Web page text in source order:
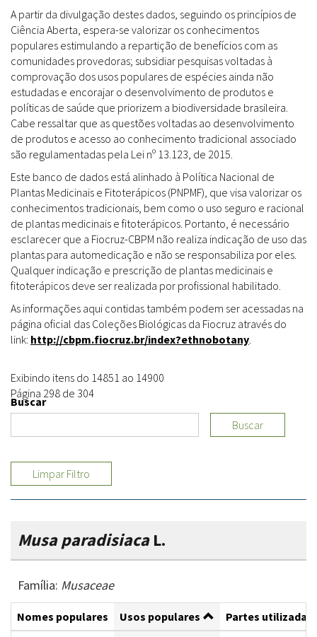
A partir da divulgação destes dados, seguindo os princípios de
Ciência Aberta, espera-se valorizar os conhecimentos
populares estimulando a repartição de benefícios com as
comunidades provedoras; subsidiar pesquisas voltadas à
comprovação dos usos populares de espécies ainda não
estudadas e encorajar o desenvolvimento de produtos e
políticas de saúde que priorizem a biodiversidade brasileira.
Cabe ressaltar que as questões voltadas ao desenvolvimento
de produtos e acesso ao conhecimento tradicional associado
são regulamentadas pela Lei nº 13.123, de 2015.
Este banco de dados está alinhado à Política Nacional de
Plantas Medicinais e Fitoterápicos (PNPMF), que visa valorizar os
conhecimentos tradicionais, bem como o uso seguro e racional
de plantas medicinais e fitoterápicos. Portanto, é necessário
esclarecer que a Fiocruz-CBPM não realiza indicação de uso das
plantas para automedicação e não se responsabiliza por eles.
Qualquer indicação e prescrição de plantas medicinais e
fitoterápicos deve ser realizada por profissional habilitado.
As informações aqui contidas também podem ser acessadas na
página oficial das Coleções Biológicas da Fiocruz através do
link: http://cbpm.fiocruz.br/index?ethnobotany.
Exibindo itens do 14851 ao 14900
Página 298 de 304
Buscar
Buscar
Limpar Filtro
Musa paradisiacaL.
Família: Musaceae
Nomes populares Usos populares
Partes utilizadas